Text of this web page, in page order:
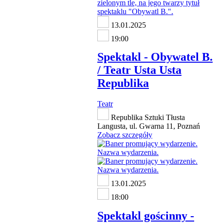
13.01.2025
19:00
Spektakl - Obywatel B.
/ Teatr Usta Usta
Republika
Teatr
Republika Sztuki Tłusta
Langusta, ul. Gwarna 11, Poznań
Zobacz szczegóły
13.01.2025
18:00
Spektakl gościnny -